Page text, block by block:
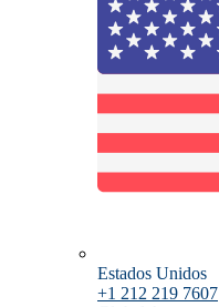
Estados Unidos
+1 212 219 7607